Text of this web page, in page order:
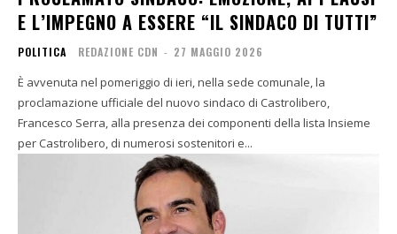
E L’IMPEGNO A ESSERE “IL SINDACO DI TUTTI”
POLITICA REDAZIONE CDN - 27 MAGGIO 2026
È avvenuta nel pomeriggio di ieri, nella sede comunale, la
proclamazione ufficiale del nuovo sindaco di Castrolibero,
Francesco Serra, alla presenza dei componenti della lista Insieme
per Castrolibero, di numerosi sostenitori e...